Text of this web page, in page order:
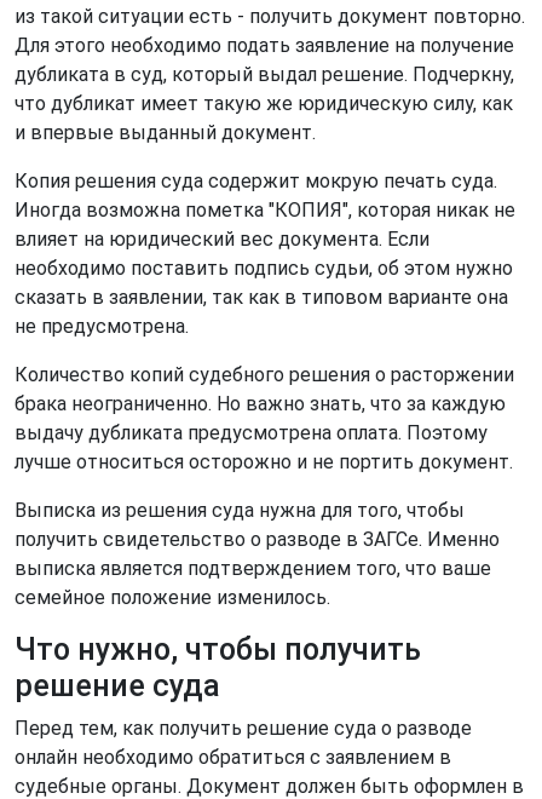
из такой ситуации есть - получить документ повторно.
Для этого необходимо подать заявление на получение
дубликата в суд, который выдал решение. Подчеркну,
что дубликат имеет такую же юридическую силу, как
и впервые выданный документ.
Копия решения суда содержит мокрую печать суда.
Иногда возможна пометка "КОПИЯ", которая никак не
влияет на юридический вес документа. Если
необходимо поставить подпись судьи, об этом нужно
сказать в заявлении, так как в типовом варианте она
не предусмотрена.
Количество копий судебного решения о расторжении
брака неограниченно. Но важно знать, что за каждую
выдачу дубликата предусмотрена оплата. Поэтому
лучше относиться осторожно и не портить документ.
Выписка из решения суда нужна для того, чтобы
получить свидетельство о разводе в ЗАГСе. Именно
выписка является подтверждением того, что ваше
семейное положение изменилось.
Что нужно, чтобы получить
решение суда
Перед тем, как получить решение суда о разводе
онлайн необходимо обратиться с заявлением в
судебные органы. Документ должен быть оформлен в